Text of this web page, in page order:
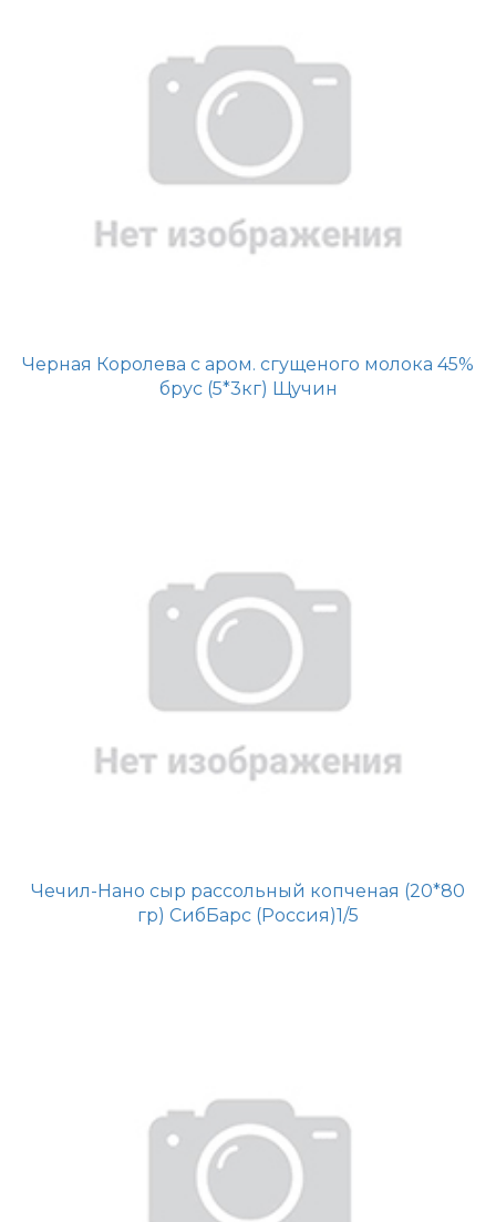
Черная Королева с аром. сгущеного молока 45%
брус (5*3кг) Щучин
Чечил-Нано сыр рассольный копченая (20*80
гр) СибБарс (Россия)1/5